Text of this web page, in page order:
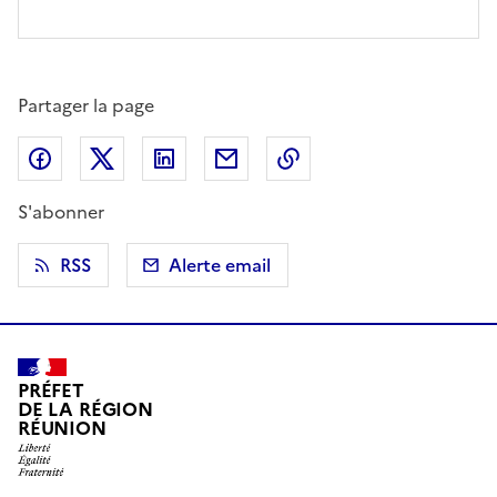
Partager la page
Partager sur Facebook
Partager sur X (anciennement Twitter)
Partager sur LinkedIn
Partager par email
S'abonner
RSS
Alerte email
PRÉFET
DE LA RÉGION
RÉUNION